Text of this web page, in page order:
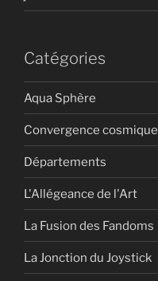
Catégories
Aqua Sphère
Convergence cosmique
Départements
L'Allégeance de l'Art
La Fusion des Fandoms
La Jonction du Joystick